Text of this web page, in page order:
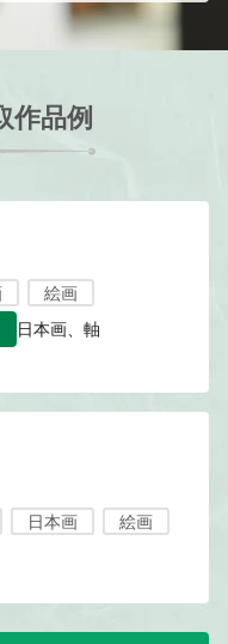
作品例
絵画
日本画、軸
日本画 絵画